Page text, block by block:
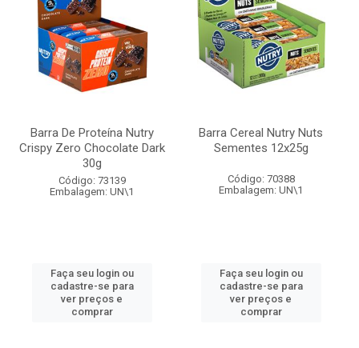
Barra De Proteína Nutry
Crispy Zero Chocolate Dark
30g
Código: 73139
Embalagem: UN\1
Faça seu login ou
cadastre-se para
ver preços e
comprar
Barra Cereal Nutry Nuts
Sementes 12x25g
Código: 70388
Embalagem: UN\1
Faça seu login ou
cadastre-se para
ver preços e
comprar